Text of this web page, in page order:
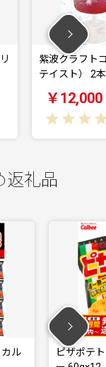
ロップ（黄昏
紫
ま
返礼品
ポテトチップス カルビ